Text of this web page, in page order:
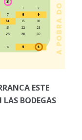
ESTE
BODEGAS